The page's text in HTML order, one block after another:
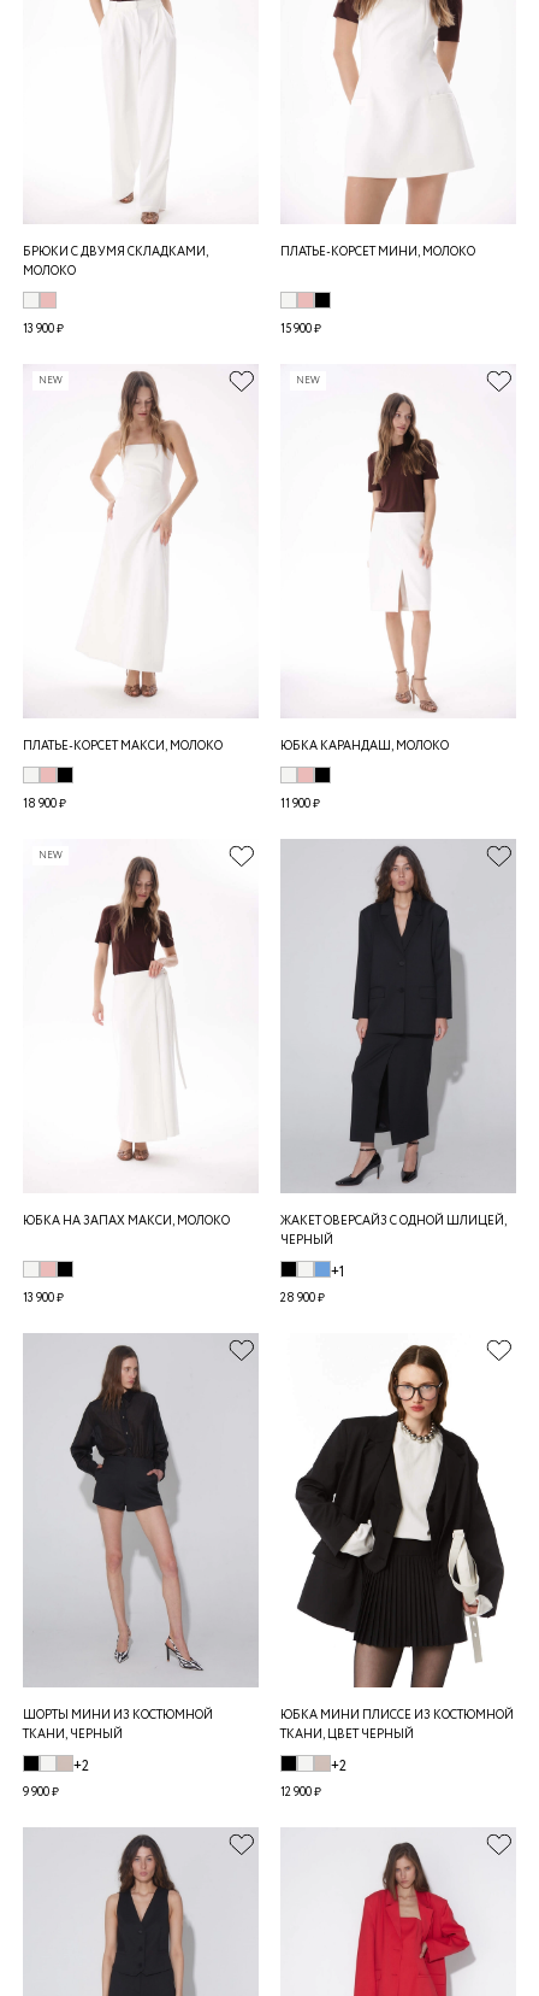
БРЮКИ С ДВУМЯ СКЛАДКАМИ,
МОЛОКО
13 900 ₽
ПЛАТЬЕ-КОРСЕТ МИНИ, МОЛОКО
15 900 ₽
NEW
ПЛАТЬЕ-КОРСЕТ МАКСИ, МОЛОКО
18 900 ₽
NEW
ЮБКА КАРАНДАШ, МОЛОКО
11 900 ₽
NEW
ЮБКА НА ЗАПАХ МАКСИ, МОЛОКО
13 900 ₽
ЖАКЕТ ОВЕРСАЙЗ С ОДНОЙ ШЛИЦЕЙ,
ЧЕРНЫЙ
+1
28 900 ₽
ШОРТЫ МИНИ ИЗ КОСТЮМНОЙ
ТКАНИ, ЧЕРНЫЙ
+2
9 900 ₽
ЮБКА МИНИ ПЛИССЕ ИЗ КОСТЮМНОЙ
ТКАНИ, ЦВЕТ ЧЕРНЫЙ
+2
12 900 ₽